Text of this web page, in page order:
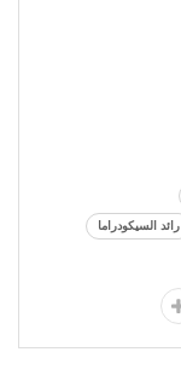
رائد السيكودراما